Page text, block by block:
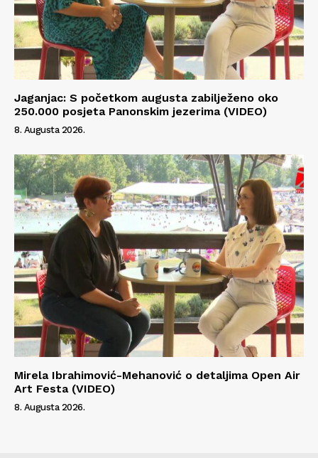
Jaganjac: S početkom augusta zabilježeno oko
250.000 posjeta Panonskim jezerima (VIDEO)
8. Augusta 2026.
Mirela Ibrahimović-Mehanović o detaljima Open Air
Art Festa (VIDEO)
8. Augusta 2026.